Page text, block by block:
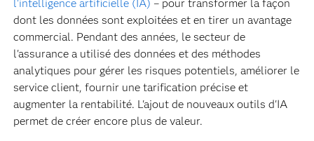
l'intelligence artificielle (IA) – pour transformer la façon
dont les données sont exploitées et en tirer un avantage
commercial. Pendant des années, le secteur de
l'assurance a utilisé des données et des méthodes
analytiques pour gérer les risques potentiels, améliorer le
service client, fournir une tarification précise et
augmenter la rentabilité. L'ajout de nouveaux outils d'IA
permet de créer encore plus de valeur.